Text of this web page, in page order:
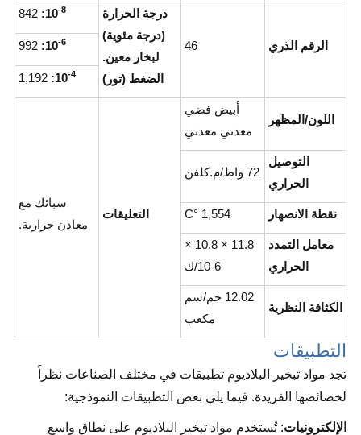
الرقم الذري 46
درجة الحرارة
(درجة مئوية)
لبخار معين.
الضغط (تور)
10-8
:
10-6
:
10-4
:
اللون/المظهر
أبيض فضي
معدني معدني
التعليقات
سبائك مع
معادن حرارية.
التوصيل
الحراري
72 واط/م.كلفن
نقطة الانصهار 1,554 °C
معامل التمدد
الحراري
11.8 × 10.8 ×
10-6/ك
الكثافة النظرية
12.02 جم/سم
مكعب
التطبيقات
تجد مواد تبخير البلاديوم تطبيقات في مختلف الصناعات نظراً
لخصائصها الفريدة. فيما يلي بعض التطبيقات النموذجية:
الإلكترونيات: تُستخدم مواد تبخير البلاديوم على نطاق واسع